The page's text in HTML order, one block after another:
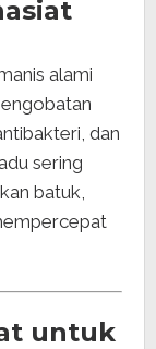
alami
dan
sering
batuk,
untuk